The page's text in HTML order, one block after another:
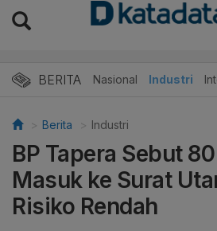
BERITA Nasional Industri
Berita Industri
BP Tapera Sebut
Masuk ke Surat
Risiko Rendah